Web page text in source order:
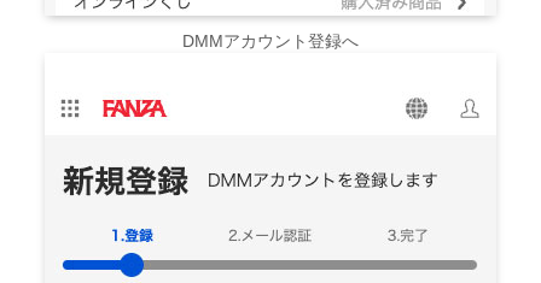
DMMアカウント登録へ